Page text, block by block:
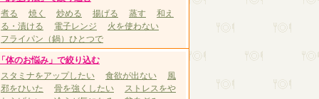
煮る
焼く 炒める 揚げる 蒸す
和え
る・漬ける
電子レンジ
火を使わない
フライパン（鍋）ひとつで
体のお悩み」で絞り込む
スタミナをアップしたい
食欲が出ない
風
邪をひいた
骨を強くしたい
ストレスをや